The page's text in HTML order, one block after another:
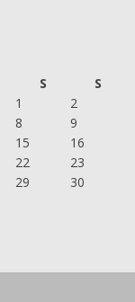
S
S
1
2
8
9
15
16
22
23
29
30